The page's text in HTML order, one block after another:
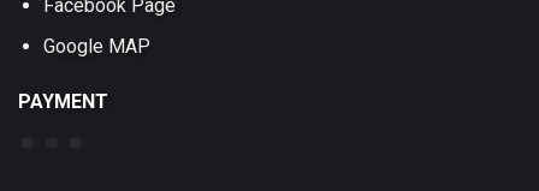
Facebook Page
Google MAP
PAYMENT